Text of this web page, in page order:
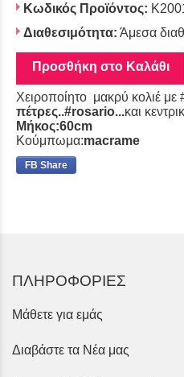
Κωδικός Προϊόντος:
Διαθεσιμότητα: Άμεσα
Προσθήκη στο Καλάθι
Χειροποίητο μακρύ κολιέ με
πέτρες..#rosario...και
Μήκος:60cm
Κούμπωμα:macrame
FB Share
ΠΛΗΡΟΦΟΡΙΕΣ
Μάθετε για εμάς
Διαβάστε τα Νέα μας